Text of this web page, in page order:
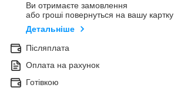
Ви отримаєте замовлення
або гроші повернуться на вашу картку
Детальніше
Післяплата
Оплата на рахунок
Готівкою